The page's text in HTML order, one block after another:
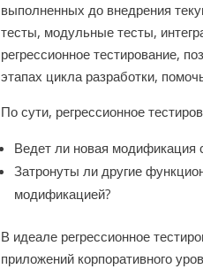
выполненных до внедрения
тесты, модульные тесты,
регрессионное тестирование,
этапах цикла разработки,
По сути, регрессионное
Ведет ли новая
Затронуты ли другие
модификацией?
В идеале регрессионное
приложений корпоративного